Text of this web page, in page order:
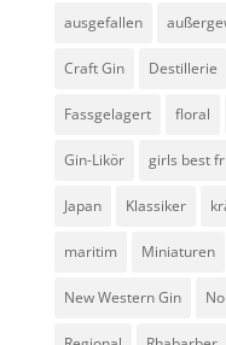
ausgefallen
Craft Gin Destillerie
Fassgelagert floral
Gin-Likör girls best
Japan Klassiker
maritim Miniaturen
New Western Gin